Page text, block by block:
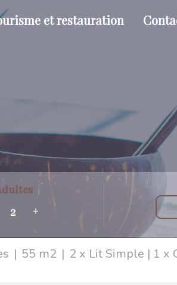
et restauration
+
| 55 m2 | 2 x Lit Simple | 1 x